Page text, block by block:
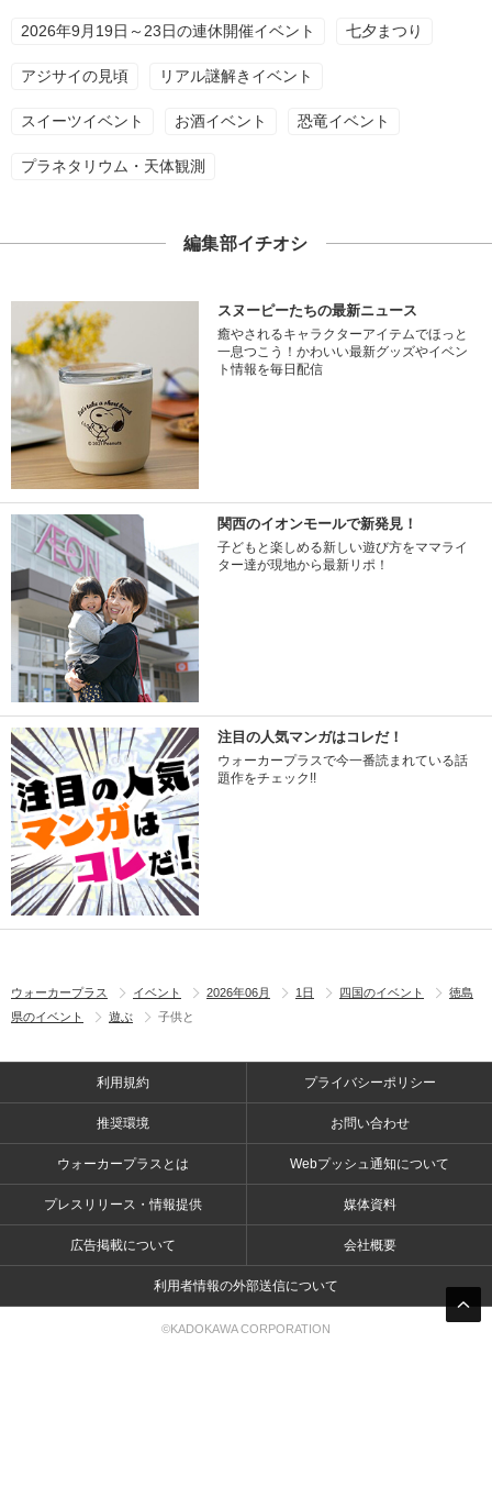
2026年9月19日～23日の連休開催イベント 七夕まつり
アジサイの見頃 リアル謎解きイベント
スイーツイベント お酒イベント 恐竜イベント
プラネタリウム・天体観測
編集部イチオシ
スヌーピーたちの最新ニュース
癒やされるキャラクターアイテムでほっと
一息つこう！かわいい最新グッズやイベン
ト情報を毎日配信
関西のイオンモールで新発見！
子どもと楽しめる新しい遊び方をママライ
ター達が現地から最新リポ！
注目の人気マンガはコレだ！
ウォーカープラスで今一番読まれている話
題作をチェック!!
ウォーカープラス イベント 2026年06月 1日 四国のイベント
徳島
県のイベント
遊ぶ 子供と
利用規約 プライバシーポリシー
推奨環境 お問い合わせ
ウォーカープラスとは Webプッシュ通知について
プレスリリース・情報提供 媒体資料
広告掲載について 会社概要
利用者情報の外部送信について
©KADOKAWA CORPORATION